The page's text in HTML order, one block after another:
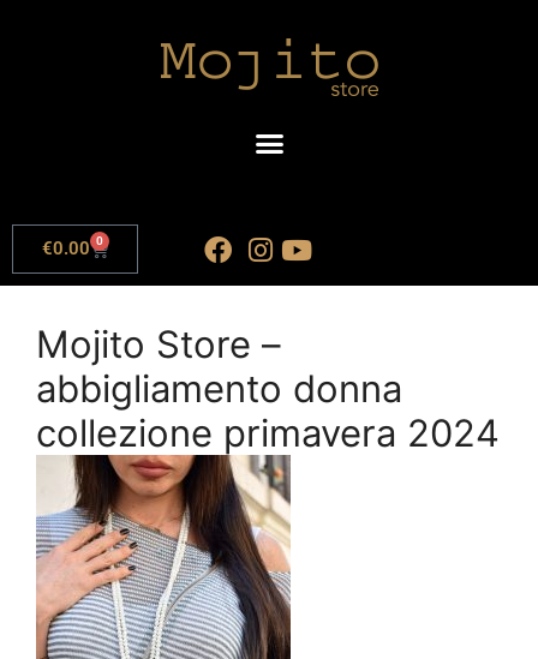
€0.00 0
Mojito Store –
abbigliamento donna
collezione primavera 2024